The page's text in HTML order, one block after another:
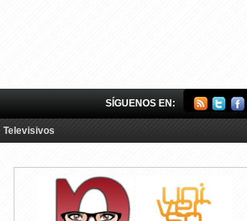
SÍGUENOS EN:
Televisivos